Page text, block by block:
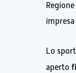
Lo
aperto